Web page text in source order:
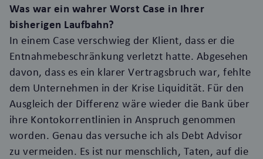
Was war ein wahrer Worst Case in Ihrer
bisherigen Laufbahn?
In einem Case verschwieg der Klient, dass er die
Entnahmebeschränkung verletzt hatte. Abgesehen
davon, dass es ein klarer Vertragsbruch war, fehlte
dem Unternehmen in der Krise Liquidität. Für den
Ausgleich der Differenz wäre wieder die Bank über
ihre Kontokorrentlinien in Anspruch genommen
worden. Genau das versuche ich als Debt Advisor
zu vermeiden. Es ist nur menschlich, Taten, auf die